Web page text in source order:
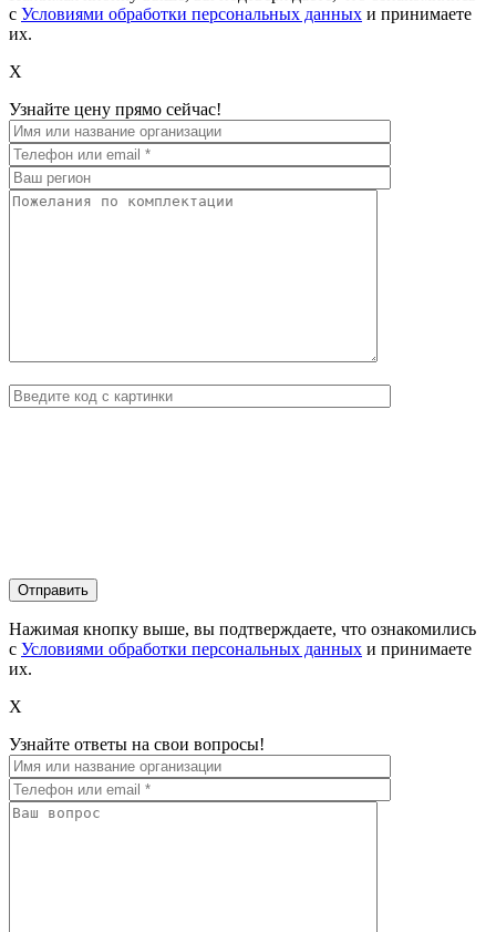
с Условиями обработки персональных данных и принимаете
их.
X
Узнайте цену прямо сейчас!
Нажимая кнопку выше, вы подтверждаете, что ознакомились
с Условиями обработки персональных данных и принимаете
их.
X
Узнайте ответы на свои вопросы!